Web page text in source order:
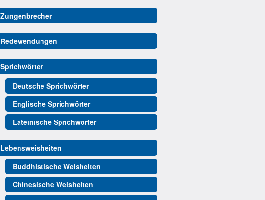
Zungenbrecher
Redewendungen
Sprichwörter
Deutsche Sprichwörter
Englische Sprichwörter
Lateinische Sprichwörter
Lebensweisheiten
Buddhistische Weisheiten
Chinesische Weisheiten